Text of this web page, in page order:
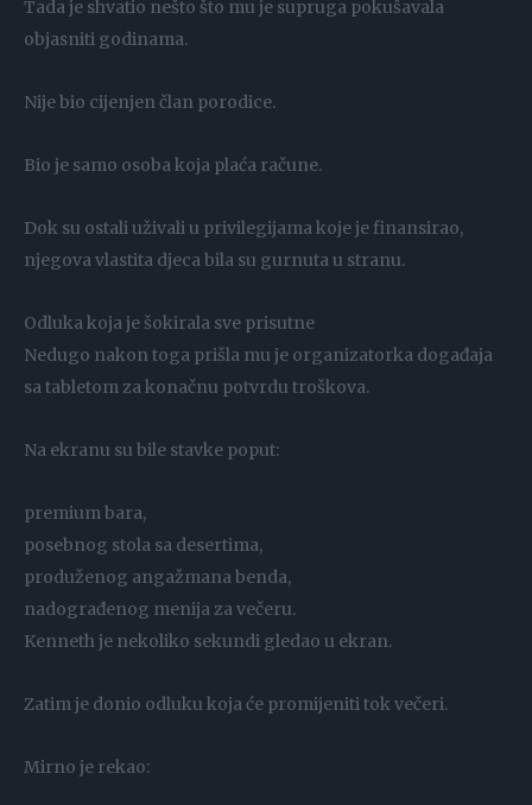
Tada je shvatio nešto što mu je supruga pokušavala
objasniti godinama.
Nije bio cijenjen član porodice.
Bio je samo osoba koja plaća račune.
Dok su ostali uživali u privilegijama koje je finansirao,
njegova vlastita djeca bila su gurnuta u stranu.
Odluka koja je šokirala sve prisutne
Nedugo nakon toga prišla mu je organizatorka događaja
sa tabletom za konačnu potvrdu troškova.
Na ekranu su bile stavke poput:
premium bara,
posebnog stola sa desertima,
produženog angažmana benda,
nadograđenog menija za večeru.
Kenneth je nekoliko sekundi gledao u ekran.
Zatim je donio odluku koja će promijeniti tok večeri.
Mirno je rekao: